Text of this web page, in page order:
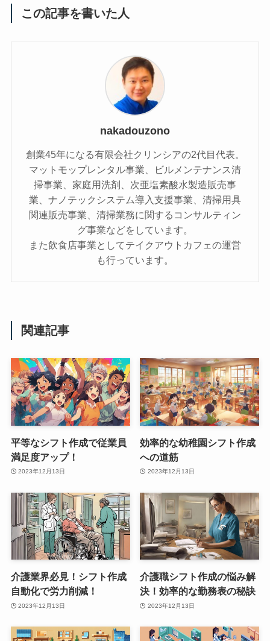
この記事を書いた人
nakadouzono
創業45年になる有限会社クリンシアの2代目代表。
マットモップレンタル事業、ビルメンテナンス清
掃事業、家庭用洗剤、次亜塩素酸水製造販売事
業、ナノテックシステム導入支援事業、清掃用具
関連販売事業、清掃業務に関するコンサルティン
グ事業などをしています。
また飲食店事業としてテイクアウトカフェの運営
も行っています。
関連記事
平等なシフト作成で従業員
満足度アップ！
2023年12月13日
効率的な幼稚園シフト作成
への道筋
2023年12月13日
介護業界必見！シフト作成
自動化で労力削減！
2023年12月13日
介護職シフト作成の悩み解
決！効率的な勤務表の秘訣
2023年12月13日